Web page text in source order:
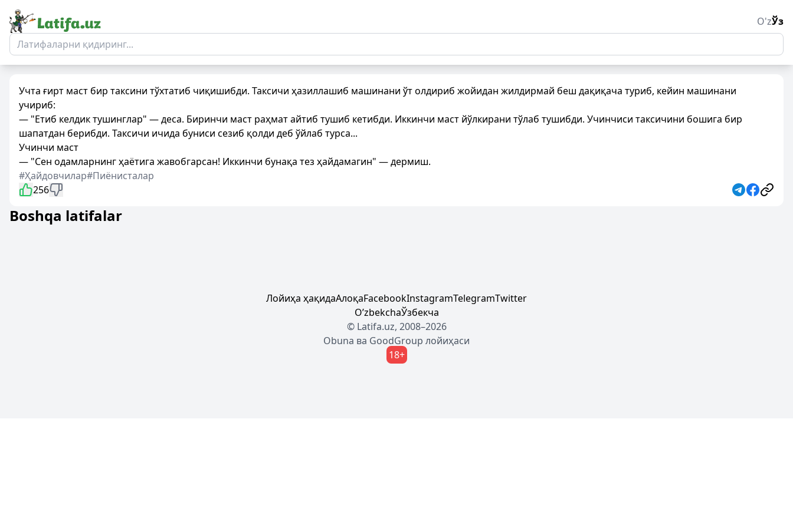
O'zЎз
Учта ғирт маст бир таксини тўхтатиб чиқишибди. Таксичи ҳазиллашиб машинани ўт олдириб жойидан жилдирмай беш дақиқача туриб, кейин машинани
учириб:
— "Етиб келдик тушинглар" — деса. Биринчи маст раҳмат айтиб тушиб кетибди. Иккинчи маст йўлкирани тўлаб тушибди. Учинчиси таксичини бошига бир
шапатдан берибди. Таксичи ичида буниси сезиб қолди деб ўйлаб турса...
Учинчи маст
— "Сен одамларнинг ҳаётига жавобгарсан! Иккинчи бунақа тез ҳайдамагин" — дермиш.
#Ҳайдовчилар#Пиёнисталар
256
Boshqa latifalar
Лойиҳа ҳақидаАлоқаFacebookInstagramTelegramTwitter
OʼzbekchaЎзбекча
© Latifa.uz, 2008–2026
Obuna ва GoodGroup лойиҳаси
18+